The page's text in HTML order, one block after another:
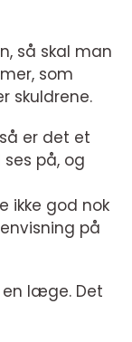
så skal man
som
skuldrene.
er det et
på, og
ikke god nok
på
læge. Det